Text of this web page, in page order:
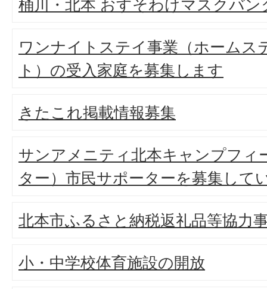
桶川・北本 おすそわけマスクバ
ワンナイトステイ事業（ホームス
ト）の受入家庭を募集します
きたこれ掲載情報募集
サンアメニティ北本キャンプフィ
ター）市民サポーターを募集して
北本市ふるさと納税返礼品等協力
小・中学校体育施設の開放